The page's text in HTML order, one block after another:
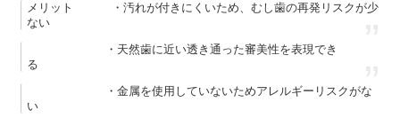
メリット ・汚れが付きにくいため、むし歯の再発リスクが少
ない
・天然歯に近い透き通った審美性を表現でき
る
・金属を使用していないためアレルギーリスクがな
い